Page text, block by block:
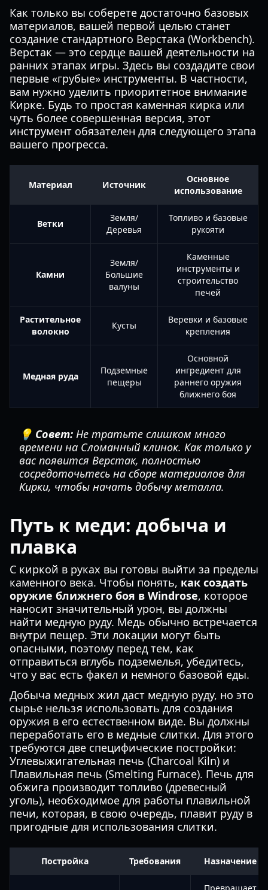
Как только вы соберете достаточно базовых
материалов, вашей первой целью станет
создание стандартного Верстака (Workbench).
Верстак — это сердце вашей деятельности на
ранних этапах игры. Здесь вы создадите свои
первые «грубые» инструменты. В частности,
вам нужно уделить приоритетное внимание
Кирке. Будь то простая каменная кирка или
чуть более совершенная версия, этот
инструмент обязателен для следующего этапа
вашего прогресса.
Материал Источник
Основное
использование
Ветки
Земля/
Деревья
Топливо и базовые
рукояти
Камни
Земля/
Большие
валуны
Каменные
инструменты и
строительство
печей
Растительное
волокно
Кусты
Веревки и базовые
крепления
Медная руда
Подземные
пещеры
Основной
ингредиент для
раннего оружия
ближнего боя
💡 Совет: Не тратьте слишком много
времени на Сломанный клинок. Как только у
вас появится Верстак, полностью
сосредоточьтесь на сборе материалов для
Кирки, чтобы начать добычу металла.
Путь к меди: добыча и
плавка
С киркой в руках вы готовы выйти за пределы
каменного века. Чтобы понять, как создать
оружие ближнего боя в Windrose, которое
наносит значительный урон, вы должны
найти медную руду. Медь обычно встречается
внутри пещер. Эти локации могут быть
опасными, поэтому перед тем, как
отправиться вглубь подземелья, убедитесь,
что у вас есть факел и немного базовой еды.
Добыча медных жил даст медную руду, но это
сырье нельзя использовать для создания
оружия в его естественном виде. Вы должны
переработать его в медные слитки. Для этого
требуются две специфические постройки:
Углевыжигательная печь (Charcoal Kiln) и
Плавильная печь (Smelting Furnace). Печь для
обжига производит топливо (древесный
уголь), необходимое для работы плавильной
печи, которая, в свою очередь, плавит руду в
пригодные для использования слитки.
Постройка Требования Назначение